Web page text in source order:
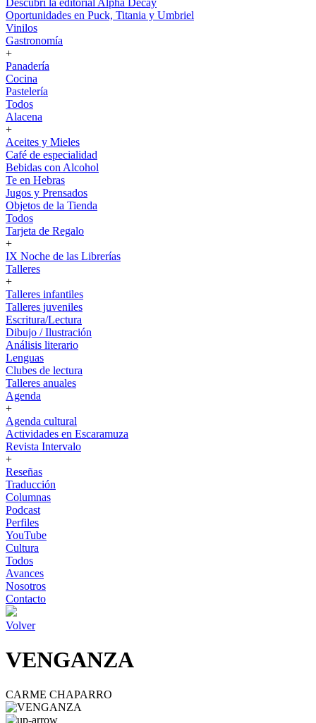
Descubrí la editorial Alpha Decay
Oportunidades en Puck, Titania y Umbriel
Vinilos
Gastronomía
+
Panadería
Cocina
Pastelería
Todos
Alacena
+
Aceites y Mieles
Café de especialidad
Bebidas con Alcohol
Te en Hebras
Jugos y Prensados
Objetos de la Tienda
Todos
Tarjeta de Regalo
+
IX Noche de las Librerías
Talleres
+
Talleres infantiles
Talleres juveniles
Escritura/Lectura
Dibujo / Ilustración
Análisis literario
Lenguas
Clubes de lectura
Talleres anuales
Agenda
+
Agenda cultural
Actividades en Escaramuza
Revista Intervalo
+
Reseñas
Traducción
Columnas
Podcast
Perfiles
YouTube
Cultura
Todos
Avances
Nosotros
Contacto
Volver
VENGANZA
CARME CHAPARRO